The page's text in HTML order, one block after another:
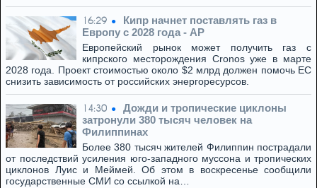
16:29
Кипр начнет поставлять газ в
Европу с 2028 года - AP
Европейский рынок может получить газ с
кипрского месторождения Cronos уже в марте
2028 года. Проект стоимостью около $2 млрд должен помочь ЕС
снизить зависимость от российских энергоресурсов.
14:30
Дожди и тропические циклоны
затронули 380 тысяч человек на
Филиппинах
Более 380 тысяч жителей Филиппин пострадали
от последствий усиления юго-западного муссона и тропических
циклонов Луис и Меймей. Об этом в воскресенье сообщили
государственные СМИ со ссылкой на…